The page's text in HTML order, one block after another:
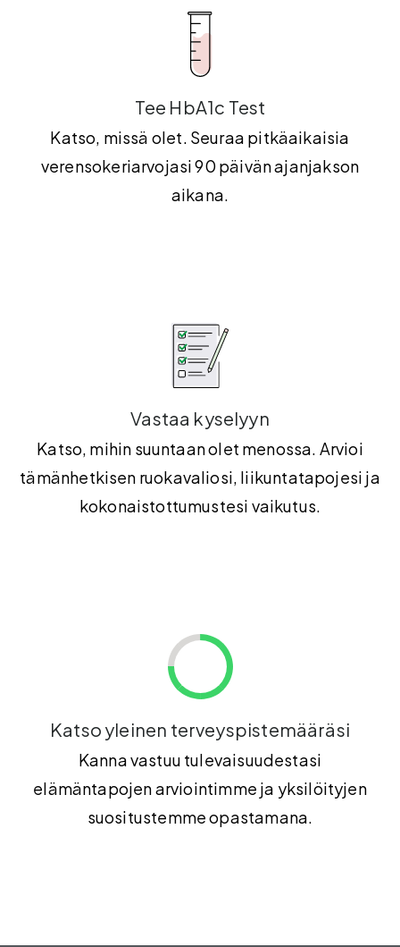
Tee HbA1c Test
Katso, missä olet. Seuraa pitkäaikaisia
verensokeriarvojasi 90 päivän ajanjakson
aikana.
Vastaa kyselyyn
Katso, mihin suuntaan olet menossa. Arvioi
tämänhetkisen ruokavaliosi, liikuntatapojesi ja
kokonaistottumustesi vaikutus.
Katso yleinen terveyspistemääräsi
Kanna vastuu tulevaisuudestasi
elämäntapojen arviointimme ja yksilöityjen
suositustemme opastamana.